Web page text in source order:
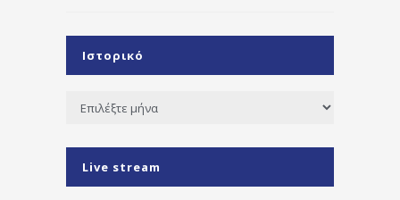
Ιστορικό
Ιστορικό
Live stream